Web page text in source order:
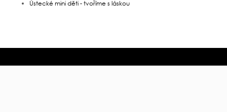
Ústecké mini děti - tvoříme s láskou